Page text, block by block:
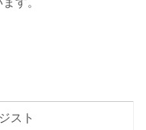
スト